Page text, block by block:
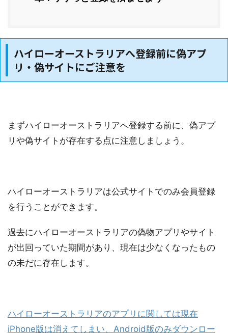
ハイローオーストラリアへ登録前に偽アプ
リ・偽サイトにご注意を
まずハイローオーストラリアへ登録する前に、偽アプ
リや偽サイトが存在する点に注意しましょう。
ハイローオーストラリアは公式サイトでのみ会員登録
を行うことができます。
過去にハイローオーストラリアの偽物アプリやサイト
が出回っていた期間があり、現在は少なくなったもの
の未だに存在します。
ハイローオーストラリアのアプリに関しては現在
iPhone版は消えてしまい、Android版のみダウンロー